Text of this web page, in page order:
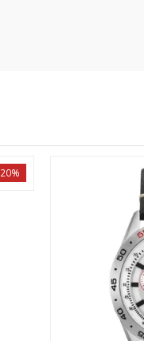
20%